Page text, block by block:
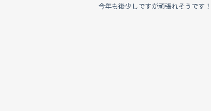
今年も後少しですが頑張れそうです！